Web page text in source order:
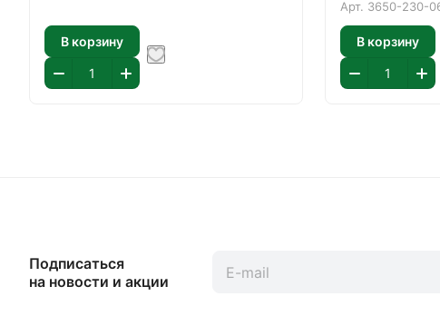
В корзину
Арт. 3650-230-
В корзину
Подписаться
на новости и акции